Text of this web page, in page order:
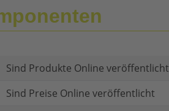
Sind Produkte Online veröffentlicht
Sind Preise Online veröffentlicht